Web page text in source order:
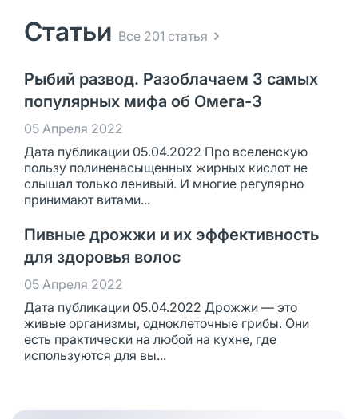
Статьи Все 201 статья
Рыбий развод. Разоблачаем 3 самых
популярных мифа об Омега-3
05 Апреля 2022
Дата публикации 05.04.2022 Про вселенскую
пользу полиненасыщенных жирных кислот не
слышал только ленивый. И многие регулярно
принимают витами...
Пивные дрожжи и их эффективность
для здоровья волос
05 Апреля 2022
Дата публикации 05.04.2022 Дрожжи — это
живые организмы, одноклеточные грибы. Они
есть практически на любой на кухне, где
используются для вы...